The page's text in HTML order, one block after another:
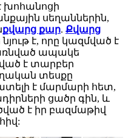
խոհանոցի
սեղաններին,
քվարց քար. Քվարց
է, որը կազմված է
ապակե
է տարբեր
տեսքը
է մարմարի հետ,
ցածր գին, և
է իր բազմաթիվ